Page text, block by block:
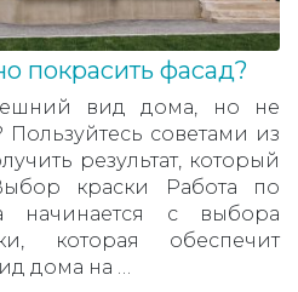
покрасить фасад?
вид дома, но не
Пользуйтесь советами из
результат, который
краски Работа по
начинается с выбора
которая обеспечит
дома на …